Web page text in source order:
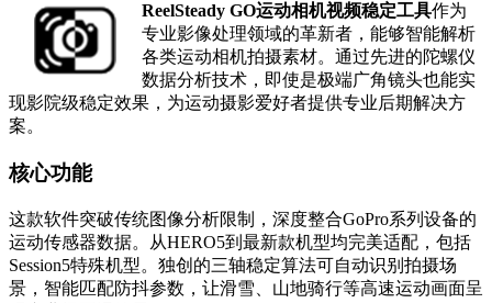
ReelSteady GO运动相机视频稳定工具作为
专业影像处理领域的革新者，能够智能解析
各类运动相机拍摄素材。通过先进的陀螺仪
数据分析技术，即使是极端广角镜头也能实
现影院级稳定效果，为运动摄影爱好者提供专业后期解决方
案。
核心功能
这款软件突破传统图像分析限制，深度整合GoPro系列设备的
运动传感器数据。从HERO5到最新款机型均完美适配，包括
Session5特殊机型。独创的三轴稳定算法可自动识别拍摄场
景，智能匹配防抖参数，让滑雪、山地骑行等高速运动画面呈